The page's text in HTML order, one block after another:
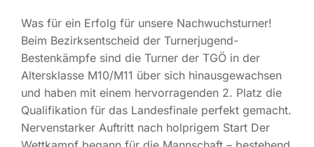
Was für ein Erfolg für unsere Nachwuchsturner!
Beim Bezirksentscheid der Turnerjugend-
Bestenkämpfe sind die Turner der TGÖ in der
Altersklasse M10/M11 über sich hinausgewachsen
und haben mit einem hervorragenden 2. Platz die
Qualifikation für das Landesfinale perfekt gemacht.
Nervenstarker Auftritt nach holprigem Start Der